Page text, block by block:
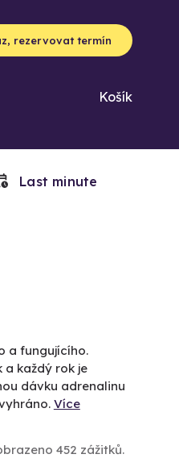
rezervovat termín
Košík
Last minute
a fungujícího.
každý rok je
dávku adrenalinu
Více
452 zážitků.